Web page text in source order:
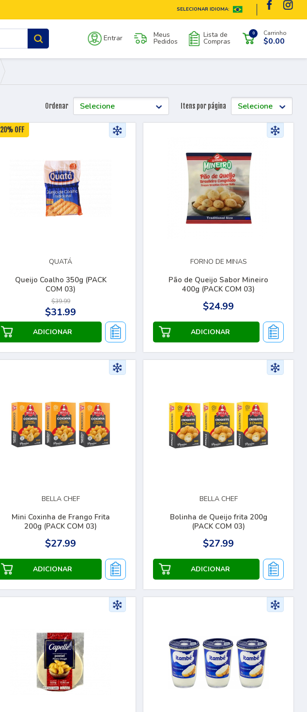
SELECIONAR IDIOMA:
Entrar Meus
Pedidos
Lista de
Compras
0 Carrinho
$0.00
Ordenar Itens por página
20% OFF
QUATÁ
Queijo Coalho 350g (PACK
COM 03)
$39.99
$31.99
FORNO DE MINAS
Pão de Queijo Sabor Mineiro
400g (PACK COM 03)
$24.99
BELLA CHEF
Mini Coxinha de Frango Frita
200g (PACK COM 03)
$27.99
BELLA CHEF
Bolinha de Queijo frita 200g
(PACK COM 03)
$27.99